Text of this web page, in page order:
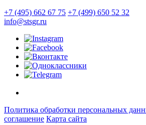
+7 (495) 662 67 75 +7 (499) 650 52 32
info@stsgr.ru
Политика обработки персональных
соглашение Карта сайта